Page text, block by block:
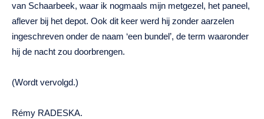
van Schaarbeek, waar ik nogmaals mijn metgezel, het paneel,
aflever bij het depot. Ook dit keer werd hij zonder aarzelen
ingeschreven onder de naam ‘een bundel’, de term waaronder
hij de nacht zou doorbrengen.
(Wordt vervolgd.)
Rémy RADESKA.